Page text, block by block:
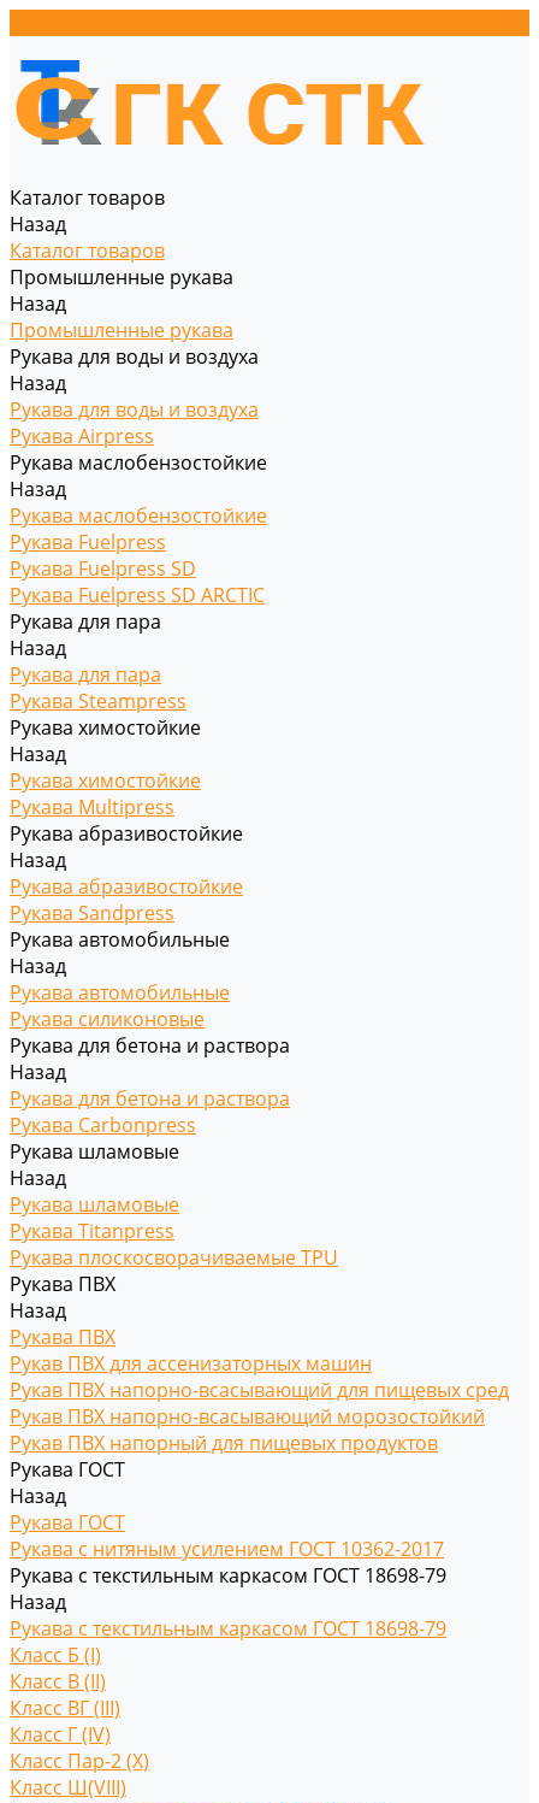
Каталог товаров
Назад
Каталог товаров
Промышленные рукава
Назад
Промышленные рукава
Рукава для воды и воздуха
Назад
Рукава для воды и воздуха
Рукава Airpress
Рукава маслобензостойкие
Назад
Рукава маслобензостойкие
Рукава Fuelpress
Рукава Fuelpress SD
Рукава Fuelpress SD ARCTIC
Рукава для пара
Назад
Рукава для пара
Рукава Steampress
Рукава химостойкие
Назад
Рукава химостойкие
Рукава Multipress
Рукава абразивостойкие
Назад
Рукава абразивостойкие
Рукава Sandpress
Рукава автомобильные
Назад
Рукава автомобильные
Рукава силиконовые
Рукава для бетона и раствора
Назад
Рукава для бетона и раствора
Рукава Carbonpress
Рукава шламовые
Назад
Рукава шламовые
Рукава Titanpress
Рукава плоскосворачиваемые TPU
Рукава ПВХ
Назад
Рукава ПВХ
Рукав ПВХ для ассенизаторных машин
Рукав ПВХ напорно-всасывающий для пищевых сред
Рукав ПВХ напорно-всасывающий морозостойкий
Рукав ПВХ напорный для пищевых продуктов
Рукава ГОСТ
Назад
Рукава ГОСТ
Рукава с нитяным усилением ГОСТ 10362-2017
Рукава с текстильным каркасом ГОСТ 18698-79
Назад
Рукава с текстильным каркасом ГОСТ 18698-79
Класс Б (I)
Класс В (II)
Класс ВГ (III)
Класс Г (IV)
Класс Пар-2 (X)
Класс Ш(VIII)